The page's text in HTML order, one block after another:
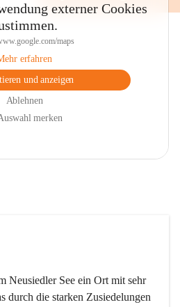
externer Cookies
maps
erfahren
und anzeigen
Ablehnen
merken
Neusiedler See ein Ort mit sehr
durch die starken Zusiedelungen